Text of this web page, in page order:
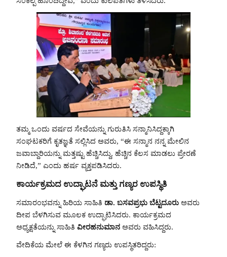
ತಮ್ಮ ಒಂದು ವರ್ಷದ ಸೇವೆಯನ್ನು ಗುರುತಿಸಿ ಸನ್ಮಾನಿಸಿದ್ದಕ್ಕಾಗಿ
ಸಂಘಟಕರಿಗೆ ಕೃತಜ್ಞತೆ ಸಲ್ಲಿಸಿದ ಅವರು, “ಈ ಸನ್ಮಾನ ನನ್ನ ಮೇಲಿನ
ಜವಾಬ್ದಾರಿಯನ್ನು ಮತ್ತಷ್ಟು ಹೆಚ್ಚಿಸಿದ್ದು, ಹೆಚ್ಚಿನ ಕೆಲಸ ಮಾಡಲು ಪ್ರೇರಣೆ
ನೀಡಿದೆ,” ಎಂದು ಹರ್ಷ ವ್ಯಕ್ತಪಡಿಸಿದರು.
ಕಾರ್ಯಕ್ರಮದ ಉದ್ಘಾಟನೆ ಮತ್ತು ಗಣ್ಯರ ಉಪಸ್ಥಿತಿ
ಸಮಾರಂಭವನ್ನು ಹಿರಿಯ ಸಾಹಿತಿ ಡಾ. ಬಸವಪ್ರಭು ಬೆಟ್ಟದೂರು ಅವರು
ದೀಪ ಬೆಳಗಿಸುವ ಮೂಲಕ ಉದ್ಘಾಟಿಸಿದರು. ಕಾರ್ಯಕ್ರಮದ
ಅಧ್ಯಕ್ಷತೆಯನ್ನು ಸಾಹಿತಿ ವೀರಹನುಮಾನ ಅವರು ವಹಿಸಿದ್ದರು.
ವೇದಿಕೆಯ ಮೇಲೆ ಈ ಕೆಳಗಿನ ಗಣ್ಯರು ಉಪಸ್ಥಿತರಿದ್ದರು: